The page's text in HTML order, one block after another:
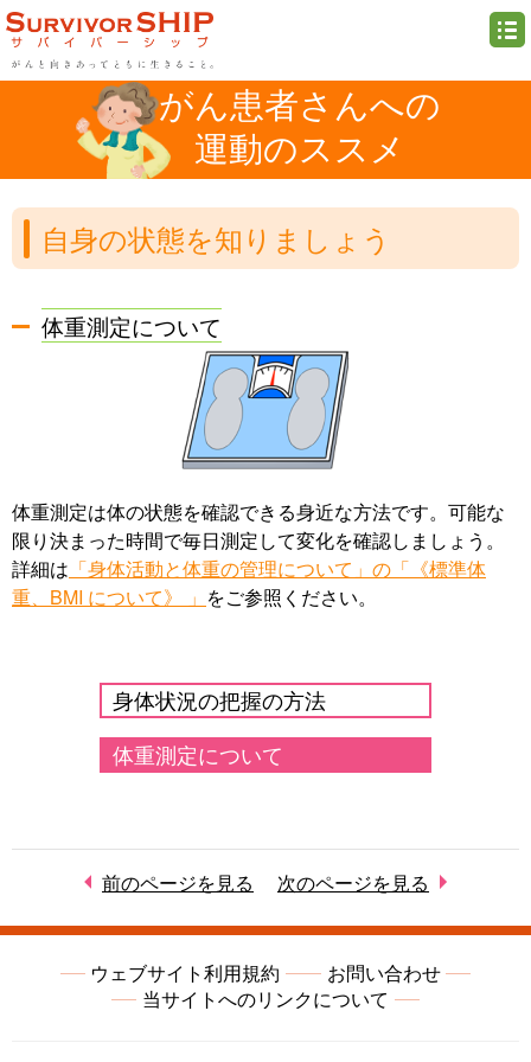
がん患者さんへの
運動のススメ
自身の状態を知りましょう
体重測定について
体重測定は体の状態を確認できる身近な方法です。可能な
限り決まった時間で毎日測定して変化を確認しましょう。
詳細は 「身体活動と体重の管理について」の「《標準体
重、BMI について》 」 をご参照ください。
身体状況の把握の方法
体重測定について
前のページを見る 次のページを見る
ウェブサイト利用規約
お問い合わせ
当サイトへのリンクについて